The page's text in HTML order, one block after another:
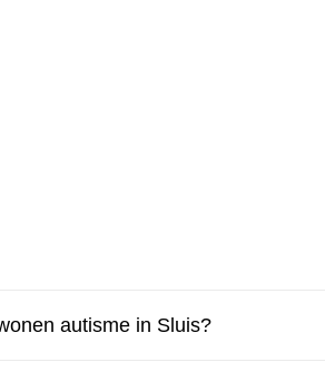
autisme in Sluis?